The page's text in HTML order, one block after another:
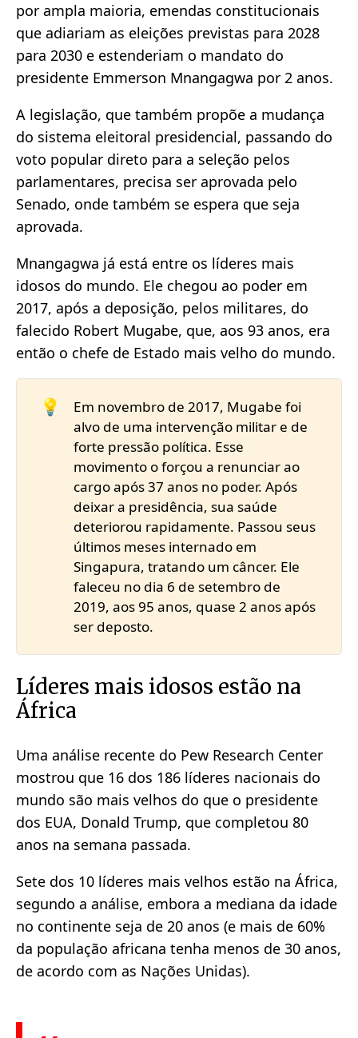
por ampla maioria, emendas constitucionais
que adiariam as eleições previstas para 2028
para 2030 e estenderiam o mandato do
presidente Emmerson Mnangagwa por 2 anos.
A legislação, que também propõe a mudança
do sistema eleitoral presidencial, passando do
voto popular direto para a seleção pelos
parlamentares, precisa ser aprovada pelo
Senado, onde também se espera que seja
aprovada.
Mnangagwa já está entre os líderes mais
idosos do mundo. Ele chegou ao poder em
2017, após a deposição, pelos militares, do
falecido Robert Mugabe, que, aos 93 anos, era
então o chefe de Estado mais velho do mundo.
💡
Em novembro de 2017, Mugabe foi
alvo de uma intervenção militar e de
forte pressão política. Esse
movimento o forçou a renunciar ao
cargo após 37 anos no poder. Após
deixar a presidência, sua saúde
deteriorou rapidamente. Passou seus
últimos meses internado em
Singapura, tratando um câncer. Ele
faleceu no dia 6 de setembro de
2019, aos 95 anos, quase 2 anos após
ser deposto.
Líderes mais idosos estão na
África
Uma análise recente do Pew Research Center
mostrou que 16 dos 186 líderes nacionais do
mundo são mais velhos do que o presidente
dos EUA, Donald Trump, que completou 80
anos na semana passada.
Sete dos 10 líderes mais velhos estão na África,
segundo a análise, embora a mediana da idade
no continente seja de 20 anos (e mais de 60%
da população africana tenha menos de 30 anos,
de acordo com as Nações Unidas).